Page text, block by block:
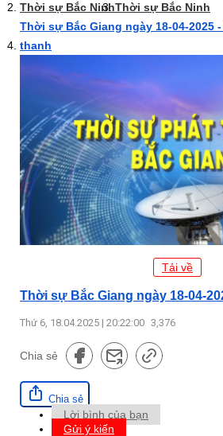
Thời sự Bắc NinhThời sự Bắc Ninh
Thời sự Bắc Giang ngày 18-04-2025
thanh
Tải về
Thời sự Bắc Giang ngày 18-04-
Thứ 6, 18.04.2025 | 20:22:00 3,376
Chia sẻ
Chia sẻ
Lời bình của bạn
Gửi ý kiến